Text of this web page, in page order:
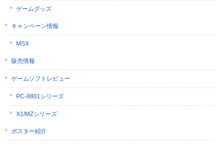
ゲームグッズ
キャンペーン情報
MSX
販売情報
ゲームソフトレビュー
PC-8801シリーズ
X1/MZシリーズ
ポスター紹介